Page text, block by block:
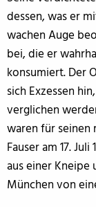
dessen, was er
wachen Auge
bei, die er
konsumiert. Der
sich Exzessen
verglichen
waren für
Fauser am 17.
aus einer
München von